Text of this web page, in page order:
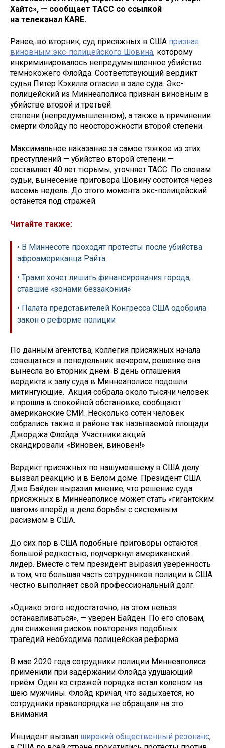
Хайтс», — сообщает ТАСС со ссылкой
на телеканал KARE.
Ранее, во вторник, суд присяжных в США признал
виновным экс-полицейского Шовина, которому
инкриминировалось непредумышленное убийство
темнокожего Флойда. Соответствующий вердикт
судья Питер Кэхилла огласил в зале суда. Экс-
полицейский из Миннеаполиса признан виновным в
убийстве второй и третьей
степени (непредумышленном), а также в причинении
смерти Флойду по неосторожности второй степени.
Максимальное наказание за самое тяжкое из этих
преступлений — убийство второй степени —
составляет 40 лет тюрьмы, уточняет ТАСС. По словам
судьи, вынесение приговора Шовину состоится через
восемь недель. До этого момента экс-полицейский
останется под стражей.
Читайте также:
• В Миннесоте проходят протесты после убийства
афроамериканца Райта
• Трамп хочет лишить финансирования города,
ставшие «зонами беззакония»
• Палата представителей Конгресса США одобрила
закон о реформе полиции
По данным агентства, коллегия присяжных начала
совещаться в понедельник вечером, решение она
вынесла во вторник днём. В день оглашения
вердикта к залу суда в Миннеаполисе подошли
митингующие. Акция собрала около тысячи человек
и прошла в спокойной обстановке, сообщают
американские СМИ. Несколько сотен человек
собрались также в районе так называемой площади
Джорджа Флойда. Участники акций
скандировали: «Виновен, виновен!»
Вердикт присяжных по нашумевшему в США делу
вызвал реакцию и в Белом доме. Президент США
Джо Байден выразил мнение, что решение суда
присяжных в Миннеаполисе может стать «гигантским
шагом» вперёд в деле борьбы с системным
расизмом в США.
До сих пор в США подобные приговоры остаются
большой редкостью, подчеркнул американский
лидер. Вместе с тем президент выразил уверенность
в том, что большая часть сотрудников полиции в США
честно выполняет свой профессиональный долг.
«Однако этого недостаточно, на этом нельзя
останавливаться», — уверен Байден. По его словам,
для снижения рисков повторения подобных
трагедий необходима полицейская реформа.
В мае 2020 года сотрудники полиции Миннеаполиса
применили при задержании Флойда удушающий
приём. Один из стражей порядка встал коленом на
шею мужчины. Флойд кричал, что задыхается, но
сотрудники правопорядка не обращали на это
внимания.
Инцидент вызвал широкий общественный резонанс,